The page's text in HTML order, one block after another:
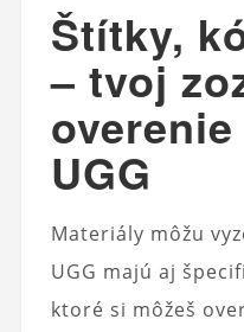
Štítky,
– tvoj
UGG
Materiály môžu
UGG majú aj
ktoré si môžeš